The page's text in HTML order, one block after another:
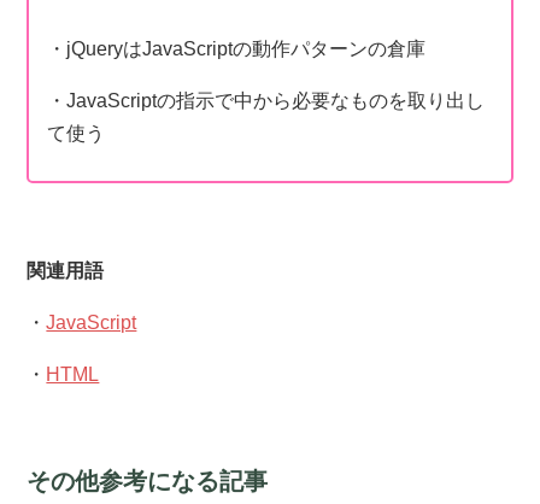
・jQueryはJavaScriptの動作パターンの倉庫
・JavaScriptの指示で中から必要なものを取り出し
て使う
関連用語
・JavaScript
・ HTML
その他参考になる記事